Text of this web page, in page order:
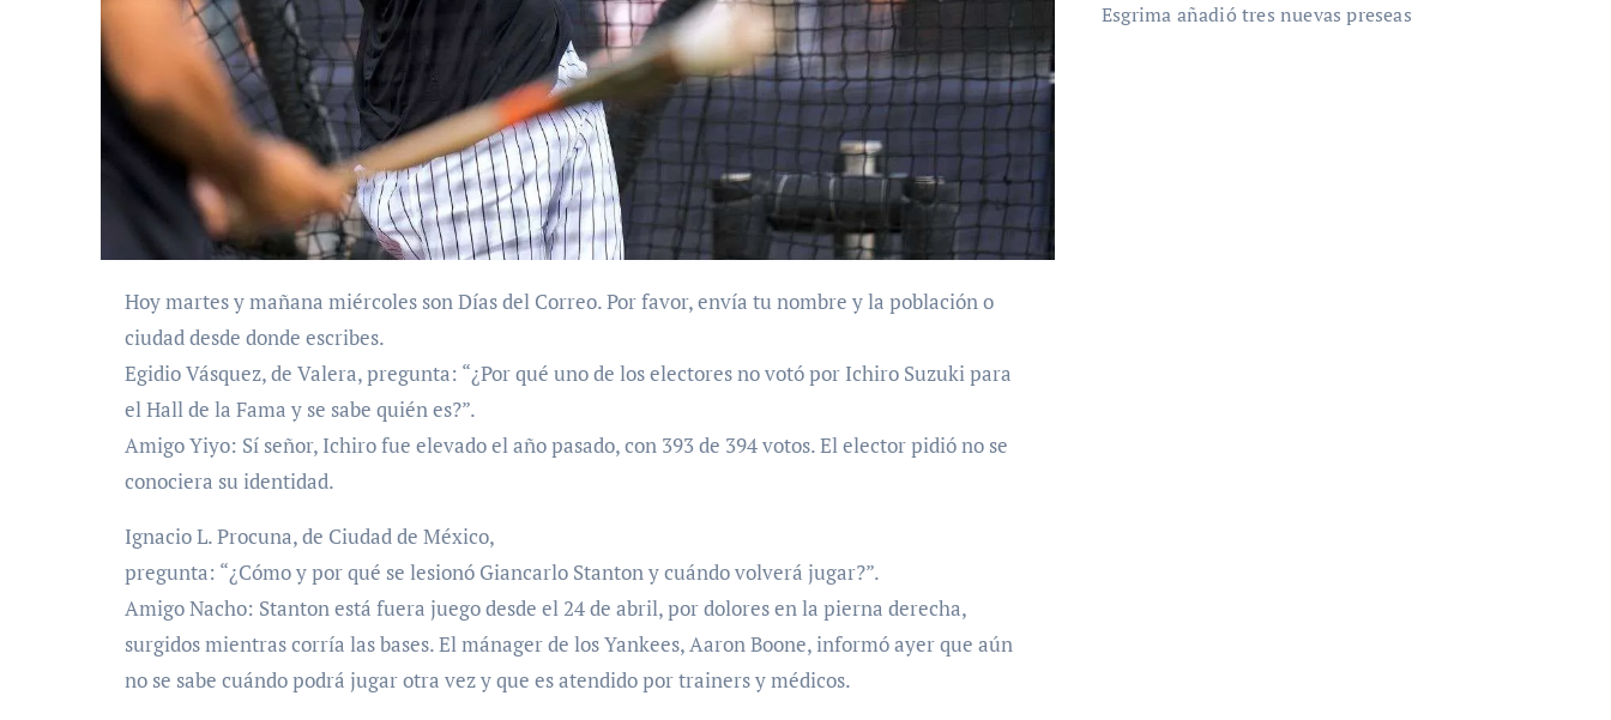
Hoy martes y mañana miércoles son Días del Correo. Por favor, envía tu nombre y la población o
ciudad desde donde escribes.
Egidio Vásquez, de Valera, pregunta: “¿Por qué uno de los electores no votó por Ichiro Suzuki para
el Hall de la Fama y se sabe quién es?”.
Amigo Yiyo: Sí señor, Ichiro fue elevado el año pasado, con 393 de 394 votos. El elector pidió no se
conociera su identidad.
Ignacio L. Procuna, de Ciudad de México,
pregunta: “¿Cómo y por qué se lesionó Giancarlo Stanton y cuándo volverá jugar?”.
Amigo Nacho: Stanton está fuera juego desde el 24 de abril, por dolores en la pierna derecha,
surgidos mientras corría las bases. El mánager de los Yankees, Aaron Boone, informó ayer que aún
no se sabe cuándo podrá jugar otra vez y que es atendido por trainers y médicos.
Esgrima añadió tres nuevas preseas